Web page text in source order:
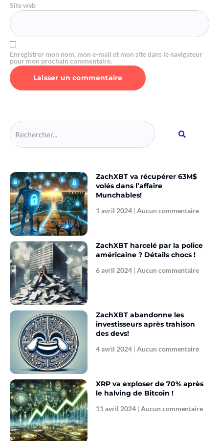
Site web
Enregistrer mon nom, mon e-mail et mon site dans le navigateur
pour mon prochain commentaire.
ZachXBT va récupérer 63M$
volés dans l’affaire
Munchables!
1 avril 2024 Aucun commentaire
ZachXBT harcelé par la police
américaine ? Détails chocs !
6 avril 2024 Aucun commentaire
ZachXBT abandonne les
investisseurs après trahison
des devs!
4 avril 2024 Aucun commentaire
XRP va exploser de 70% après
le halving de Bitcoin !
11 avril 2024 Aucun commentaire